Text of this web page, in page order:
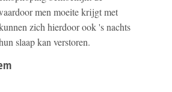
men moeite krijgt met
zich hierdoor ook 's nachts
slaap kan verstoren.